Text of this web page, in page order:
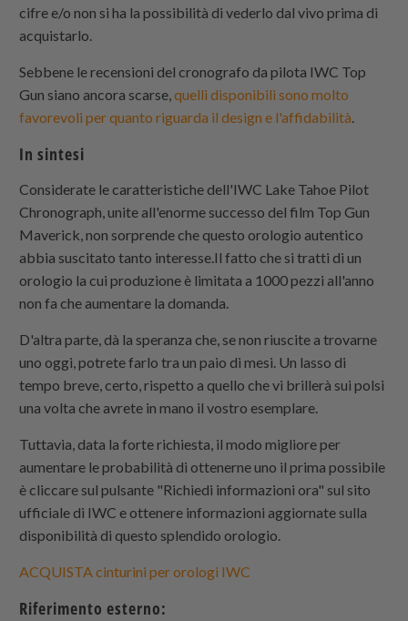
cifre e/o non si ha la possibilità di vederlo dal vivo prima di
acquistarlo.
Sebbene le recensioni del cronografo da pilota IWC Top
Gun siano ancora scarse,quelli disponibili sono molto
favorevoli per quanto riguarda il design e l'affidabilità.
In sintesi
Considerate le caratteristiche dell'IWC Lake Tahoe Pilot
Chronograph, unite all'enorme successo del film Top Gun
Maverick, non sorprende che questo orologio autentico
abbia suscitato tanto interesse.Il fatto che si tratti di un
orologio la cui produzione è limitata a 1000 pezzi all'anno
non fa che aumentare la domanda.
D'altra parte, dà la speranza che, se non riuscite a trovarne
uno oggi, potrete farlo tra un paio di mesi. Un lasso di
tempo breve, certo, rispetto a quello che vi brillerà sui polsi
una volta che avrete in mano il vostro esemplare.
Tuttavia, data la forte richiesta, il modo migliore per
aumentare le probabilità di ottenerne uno il prima possibile
è cliccare sul pulsante "Richiedi informazioni ora" sul sito
ufficiale di IWC e ottenere informazioni aggiornate sulla
disponibilità di questo splendido orologio.
ACQUISTA cinturini per orologi IWC
Riferimento esterno: